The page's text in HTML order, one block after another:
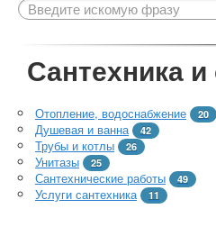
Сантехника и
Отопление, водоснабжение 20
Душевая и ванна 42
Трубы и котлы 26
Унитазы 25
Сантехнические работы 49
Услуги сантехника 11